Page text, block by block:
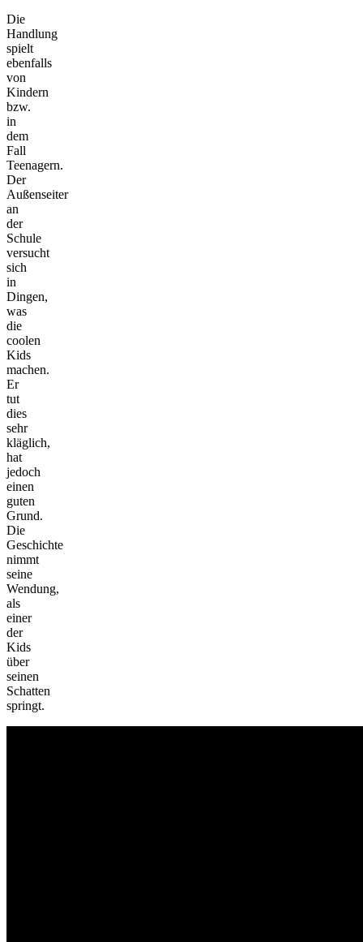
Die
Handlung
spielt
ebenfalls
von
Kindern
bzw.
in
dem
Fall
Teenagern.
Der
Außenseiter
an
der
Schule
versucht
sich
in
Dingen,
was
die
coolen
Kids
machen.
Er
tut
dies
sehr
kläglich,
hat
jedoch
einen
guten
Grund.
Die
Geschichte
nimmt
seine
Wendung,
als
einer
der
Kids
über
seinen
Schatten
springt.